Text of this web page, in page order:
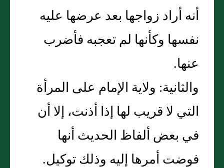
أنه أراد زواجها بعد عرضها عليه
نفسها وكأنها لم تعجبه فأضرب
عنها.
والثانية: ولاية الإمام على المرأة
التي لا قريب لها إذا أذنت، إلا أن
في بعض ألفاظ الحديث أنها
فوضت أمرها إليه وذلك توكيل.